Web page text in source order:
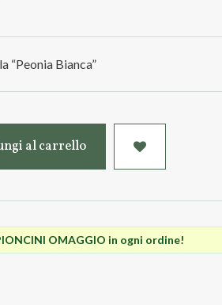
“Peonia Bianca”
al carrello
OMAGGIO in ogni ordine!